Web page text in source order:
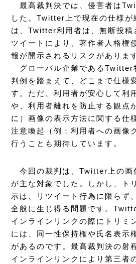
最高裁判決では、侵害者は
した。Twitter上で現在の仕様が
は、Twitter利用者は、無断投稿
ツイートにより、著作者人格権
報が開示されるリスクがありま
グローバル企業であるTwitter
判例を踏まえて、どこまで仕様
す。ただ、利用者が安心して利
や、利用者離れを防止する観点
に）画像の表示方法に関する仕
注意喚起（例：利用者への画像
行うことも期待しています。
今回の裁判は、Twitter上の画
が主な対象でした。しかし、ト
示は、リツイート行為に限らず
全般に生じ得る問題です。
インラインリンクの際にトリミ
には、同一性保持権や氏名表示
があるのです。最高裁判決の射
インラインリンクにより第三者